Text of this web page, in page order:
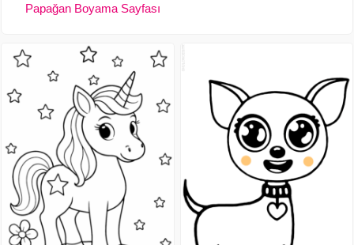
Papağan Boyama Sayfası